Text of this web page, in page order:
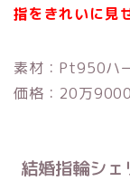
指をきれいに見
素材：Pt950
価格：20万9000
結婚指輪シェ